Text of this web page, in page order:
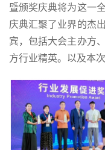
暨颁奖庆典将为这一
庆典汇聚了业界的杰
宾，包括大会主办方
方行业精英。以及本